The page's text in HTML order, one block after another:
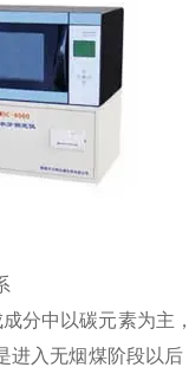
中以碳元素为主
进入无烟煤阶段以